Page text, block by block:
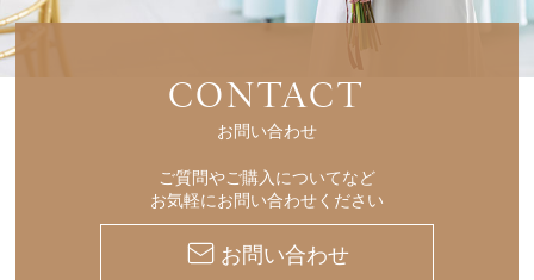
CONTACT
お問い合わせ
ご質問やご購入についてなど
お気軽にお問い合わせください
お問い合わせ